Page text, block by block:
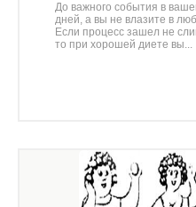
До важного события в
дней, а вы не влазите в
Если процесс зашел не
то при хорошей диете вы...